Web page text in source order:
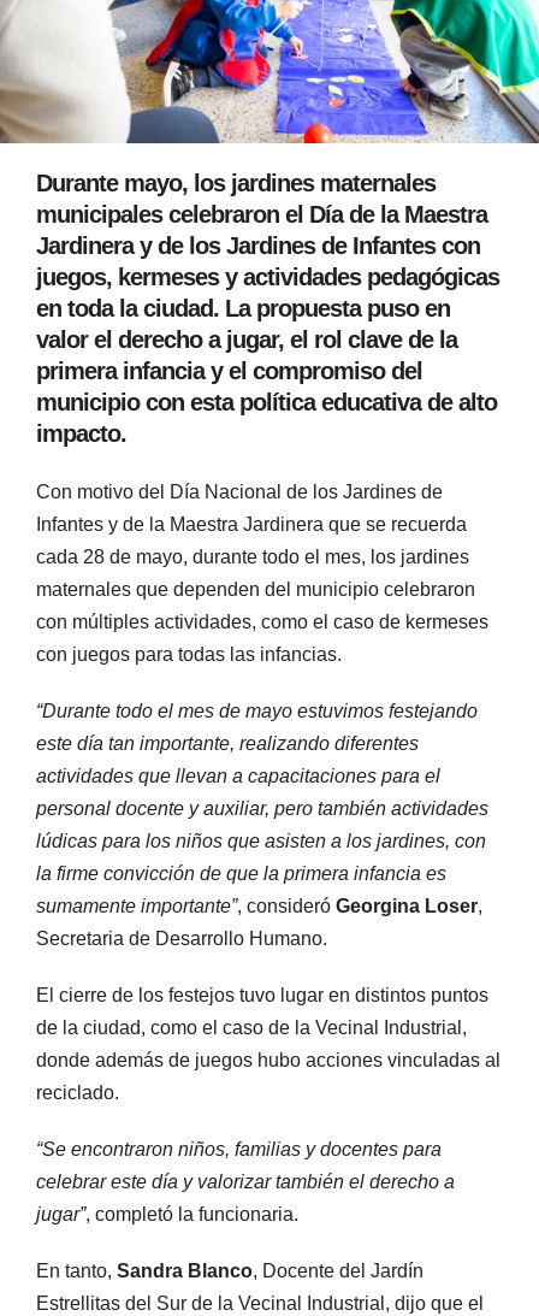
Durante mayo, los jardines maternales
municipales celebraron el Día de la Maestra
Jardinera y de los Jardines de Infantes con
juegos, kermeses y actividades pedagógicas
en toda la ciudad. La propuesta puso en
valor el derecho a jugar, el rol clave de la
primera infancia y el compromiso del
municipio con esta política educativa de alto
impacto.
Con motivo del Día Nacional de los Jardines de
Infantes y de la Maestra Jardinera que se recuerda
cada 28 de mayo, durante todo el mes, los jardines
maternales que dependen del municipio celebraron
con múltiples actividades, como el caso de kermeses
con juegos para todas las infancias.
“Durante todo el mes de mayo estuvimos festejando
este día tan importante, realizando diferentes
actividades que llevan a capacitaciones para el
personal docente y auxiliar, pero también actividades
lúdicas para los niños que asisten a los jardines, con
la firme convicción de que la primera infancia es
sumamente importante”, consideró Georgina Loser,
Secretaria de Desarrollo Humano.
El cierre de los festejos tuvo lugar en distintos puntos
de la ciudad, como el caso de la Vecinal Industrial,
donde además de juegos hubo acciones vinculadas al
reciclado.
“Se encontraron niños, familias y docentes para
celebrar este día y valorizar también el derecho a
jugar”, completó la funcionaria.
En tanto, Sandra Blanco, Docente del Jardín
Estrellitas del Sur de la Vecinal Industrial, dijo que el